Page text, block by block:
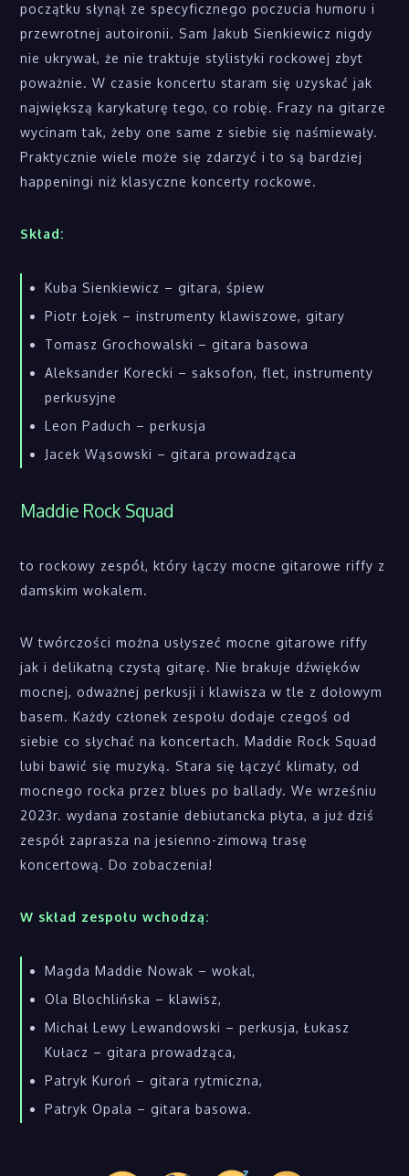
początku słynął ze specyficznego poczucia humoru i
przewrotnej autoironii. Sam Jakub Sienkiewicz nigdy
nie ukrywał, że nie traktuje stylistyki rockowej zbyt
poważnie. W czasie koncertu staram się uzyskać jak
największą karykaturę tego, co robię. Frazy na gitarze
wycinam tak, żeby one same z siebie się naśmiewały.
Praktycznie wiele może się zdarzyć i to są bardziej
happeningi niż klasyczne koncerty rockowe.
Skład:
Kuba Sienkiewicz – gitara, śpiew
Piotr Łojek – instrumenty klawiszowe, gitary
Tomasz Grochowalski – gitara basowa
Aleksander Korecki – saksofon, flet, instrumenty
perkusyjne
Leon Paduch – perkusja
Jacek Wąsowski – gitara prowadząca
Maddie Rock Squad
to rockowy zespół, który łączy mocne gitarowe riffy z
damskim wokalem.
W twórczości można usłyszeć mocne gitarowe riffy
jak i delikatną czystą gitarę. Nie brakuje dźwięków
mocnej, odważnej perkusji i klawisza w tle z dołowym
basem. Każdy członek zespołu dodaje czegoś od
siebie co słychać na koncertach. Maddie Rock Squad
lubi bawić się muzyką. Stara się łączyć klimaty, od
mocnego rocka przez blues po ballady. We wrześniu
2023r. wydana zostanie debiutancka płyta, a już dziś
zespół zaprasza na jesienno-zimową trasę
koncertową. Do zobaczenia!
W skład zespołu wchodzą:
Magda Maddie Nowak – wokal,
Ola Blochlińska – klawisz,
Michał Lewy Lewandowski – perkusja, Łukasz
Kułacz – gitara prowadząca,
Patryk Kuroń – gitara rytmiczna,
Patryk Opala – gitara basowa.